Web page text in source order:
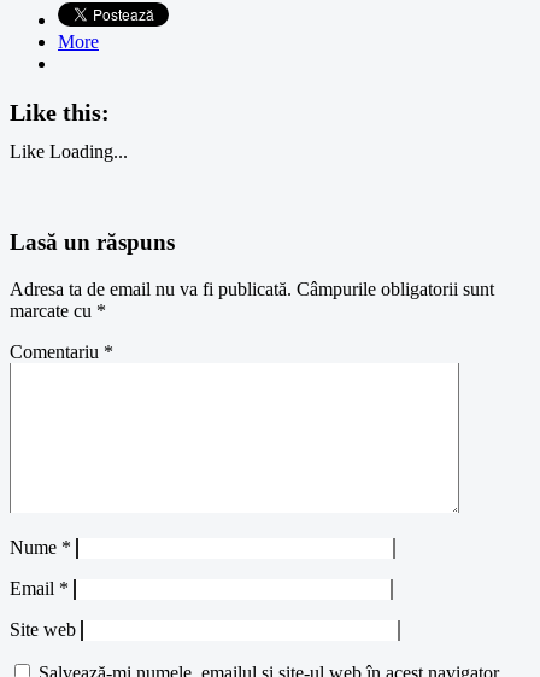
More
Like this:
Like Loading...
Lasă un răspuns
Adresa ta de email nu va fi publicată. Câmpurile obligatorii sunt
marcate cu *
Comentariu *
Nume *
Email *
Site web